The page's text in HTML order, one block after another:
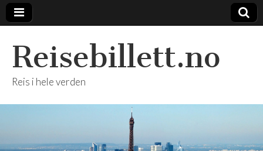
Reisebillett.no
Reis i hele verden